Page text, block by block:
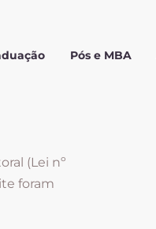
Pós e MBA
(Lei nº
foram